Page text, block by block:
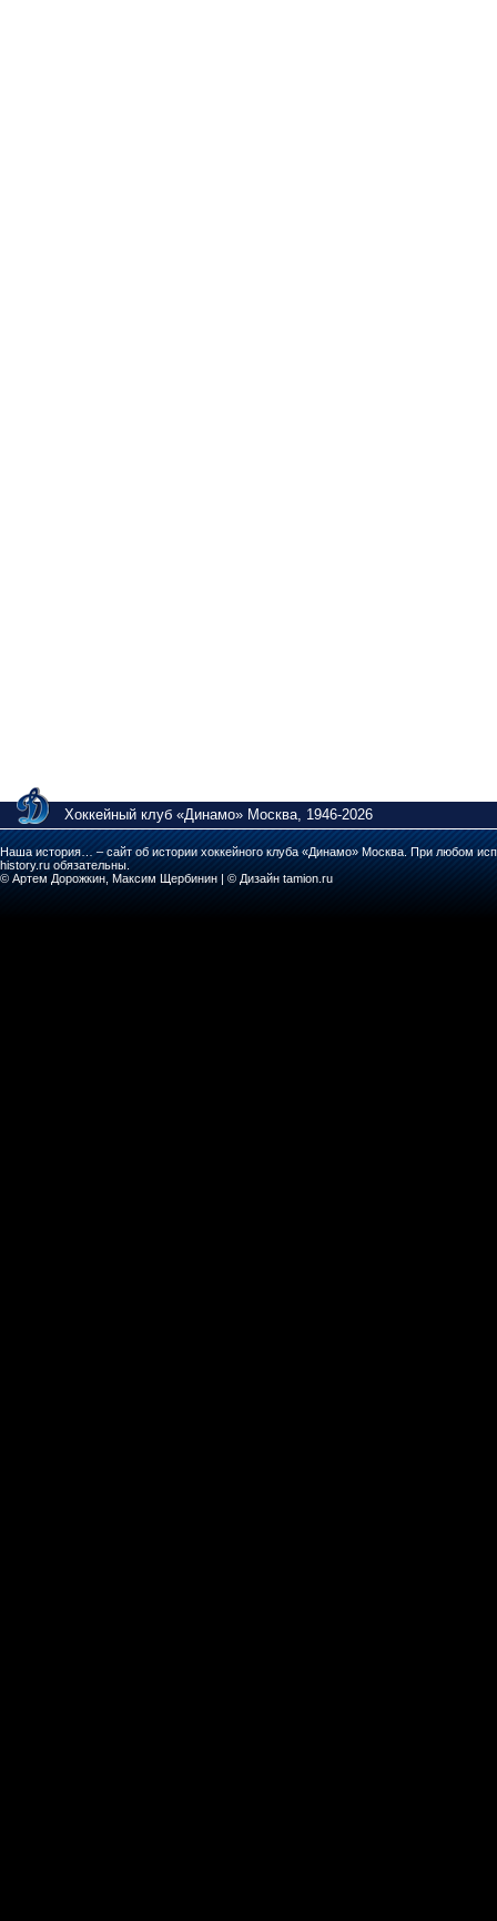
Хоккейный клуб «Динамо» Москва, 1946-2026
Наша история… – сайт об истории хоккейного клуба «Динамо» Москва. При любом
history.ru обязательны.
© Артем Дорожкин, Максим Щербинин | © Дизайн tamion.ru